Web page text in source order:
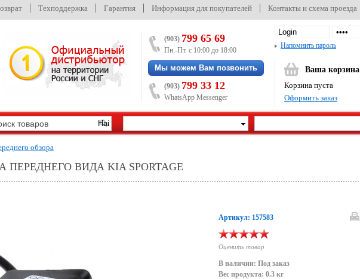
Техподдержка Гарантия Информация для покупателей Контакты и схема проезда
(903) 799 65 69
Пн.-Пт. с 10:00 до 18:00
Мы можем Вам позвонить
(903) 799 33 12
WhatsApp Messenger
Напомнить пароль
Ваша корзина
Корзина пуста
Оформить заказ
обзора
ПЕРЕДНЕГО ВИДА KIA SPORTAGE
Артикул: 157583
Оценить товар
В наличии: Под заказ
Вес продукта: 0.3 кг